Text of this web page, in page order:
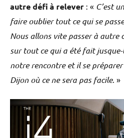
autre défi à relever : « C’est
faire oublier tout ce qui se
Nous allons vite passer à autre
sur tout ce qui a été fait
notre rencontre et il se
Dijon où ce ne sera pas facile. »